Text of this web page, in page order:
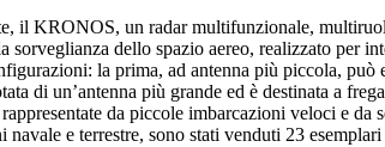
il KRONOS, un radar multifunzionale,
dello spazio aereo, realizzato per
la prima, ad antenna più piccola, può
di un’antenna più grande ed è destinata a
da piccole imbarcazioni veloci e da
e terrestre, sono stati venduti 23